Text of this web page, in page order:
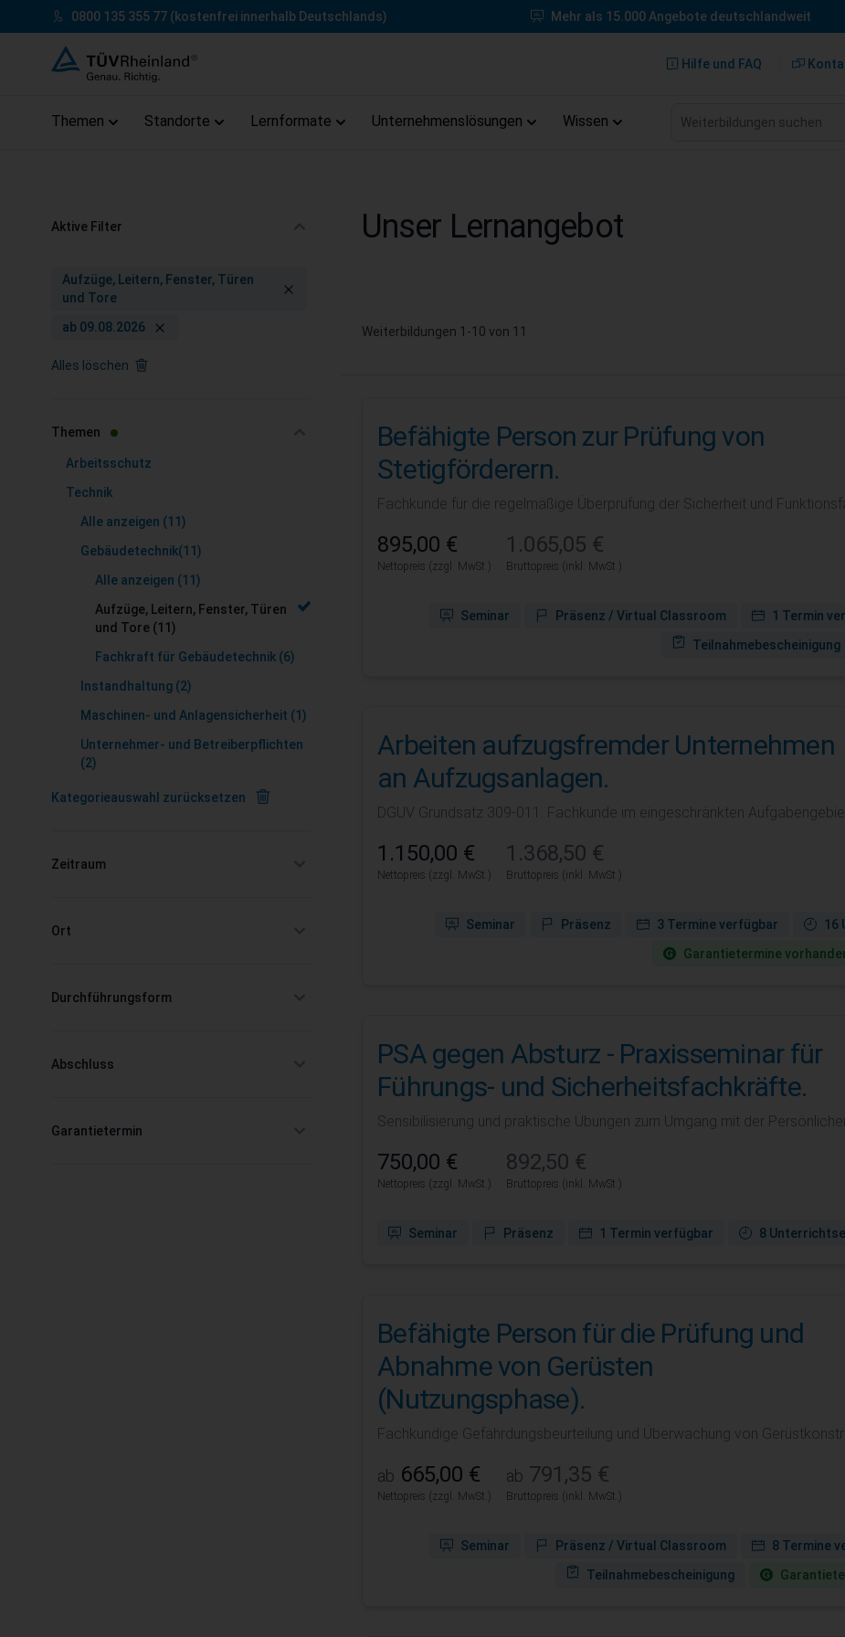
Zum Inhalt springen
0800 135 355 77 (kostenfrei innerhalb Deutschlands) Mehr als 15.000 Angebote deutschlandweit
Hilfe und FAQ
Themen Standorte Lernformate Unternehmenslösungen Wissen Weiterbildungen suchen
Unser Lernangebot
Weiterbildungen 1 -10 von 11
Befähigte Person zur Prüfung von
Stetigförderern.
Fachkunde für die regelmäßige Überprüfung der Sicherheit und
895,00 €
Nettopreis (zzgl. MwSt.)
1.065,05 €
Bruttopreis (inkl. MwSt.)
Seminar Präsenz / Virtual Classroom 1 Termin
Teilnahmebescheinigung
Arbeiten aufzugsfremder Unternehmen
an Aufzugsanlagen.
DGUV Grundsatz 309-011: Fachkunde im eingeschränkten
1.150,00 €
Nettopreis (zzgl. MwSt.)
1.368,50 €
Bruttopreis (inkl. MwSt.)
Seminar Präsenz 3 Termine verfügbar 16
Garantie­termine
PSA gegen Absturz - Praxisseminar für
Führungs- und Sicherheitsfachkräfte.
Sensibilisierung und praktische Übungen zum Umgang mit der
750,00 €
Nettopreis (zzgl. MwSt.)
892,50 €
Bruttopreis (inkl. MwSt.)
Seminar Präsenz 1 Termin verfügbar 8
Befähigte Person für die Prüfung und
Abnahme von Gerüsten
(Nutzungsphase).
Fachkundige Gefährdungsbeurteilung und Überwachung von
ab 665,00 €
Nettopreis (zzgl. MwSt.)
ab 791,35 €
Bruttopreis (inkl. MwSt.)
Seminar Präsenz / Virtual Classroom 8 Termine
Teilnahmebescheinigung
Aktive Filter
Aufzüge, Leitern, Fenster, Türen
und Tore
ab 09.08.2026
Alles löschen
Themen filter
Arbeitsschutz
Technik
Alle anzeigen (11)
Gebäudetechnik(11)
Alle anzeigen (11)
Aufzüge, Leitern, Fenster, Türen
und Tore (11)
Fachkraft für Gebäudetechnik (6)
Instandhaltung (2)
Maschinen- und Anlagensicherheit (1)
Unternehmer- und Betreiberpflichten
(2)
Kategorieauswahl zurücksetzen
Zeitraum
Ort
Durchführungsform
Abschluss
Garantietermin